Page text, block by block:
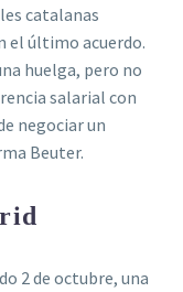
catalanas
el último acuerdo.
huelga, pero no
salarial con
negociar un
Beuter.
2 de octubre, una